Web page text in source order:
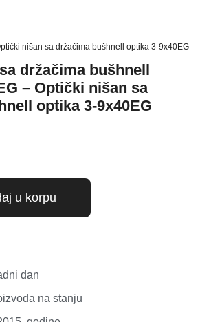
nišan sa držačima bušhnell optika 3-9x40EG
držačima bušhnell
– Optički nišan sa
optika 3-9x40EG
u korpu
dan
na stanju